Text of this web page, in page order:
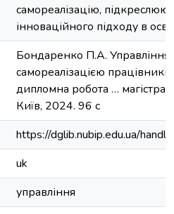
самореалізацію,
інноваційного підходу в
Бондаренко П.А.
самореалізацією працівників
дипломна робота …
Київ, 2024. 96 с
https://dglib.nubip.edu.ua/
uk
управління